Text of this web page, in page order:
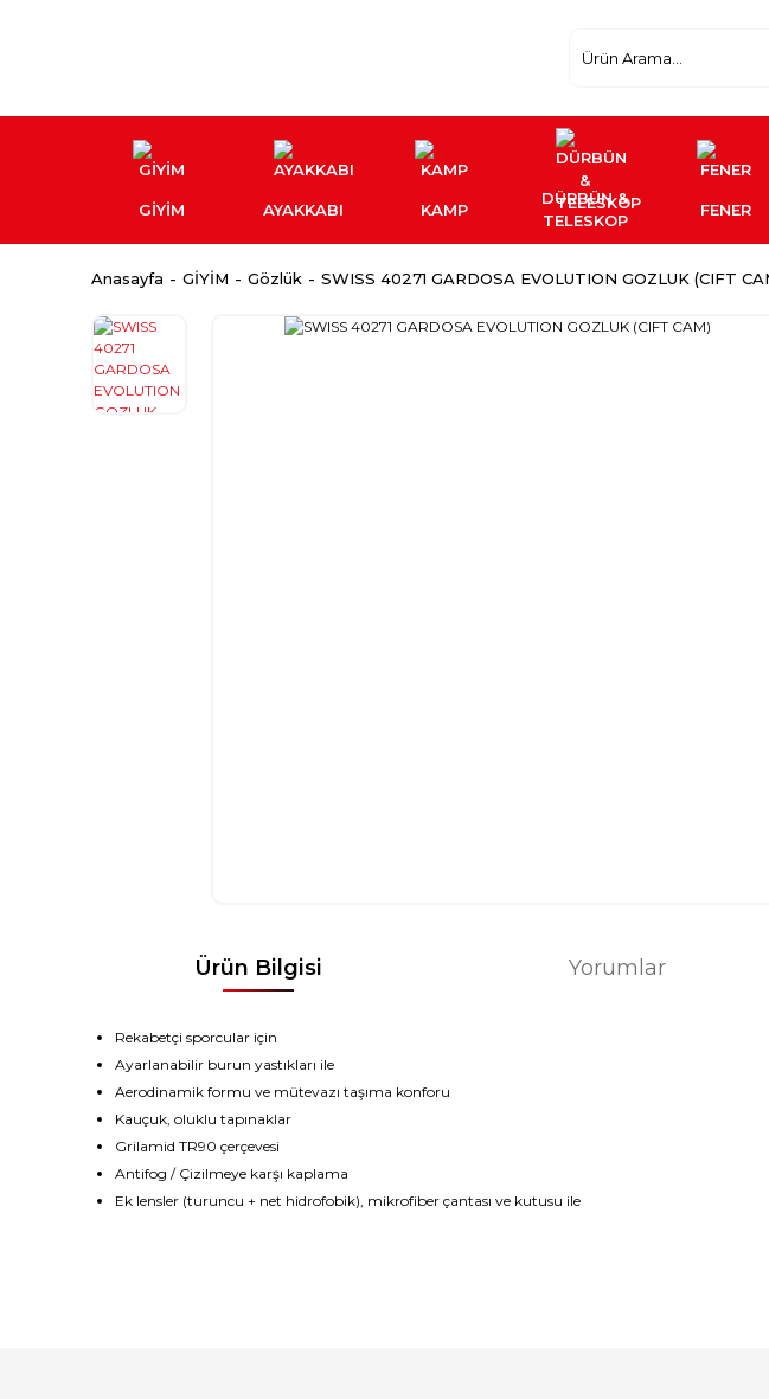
GİYİM AYAKKABI KAMP
DÜRBÜN &
TELESKOP
FENER
Anasayfa GİYİM Gözlük SWISS 40271 GARDOSA EVOLUTION GOZLUK (CIFT
Ürün Bilgisi Yorumlar
Rekabetçi sporcular için
Ayarlanabilir burun yastıkları ile
Aerodinamik formu ve mütevazı taşıma konforu
Kauçuk, oluklu tapınaklar
Grilamid TR90 çerçevesi
Antifog / Çizilmeye karşı kaplama
Ek lensler (turuncu + net hidrofobik), mikrofiber çantası ve kutusu ile